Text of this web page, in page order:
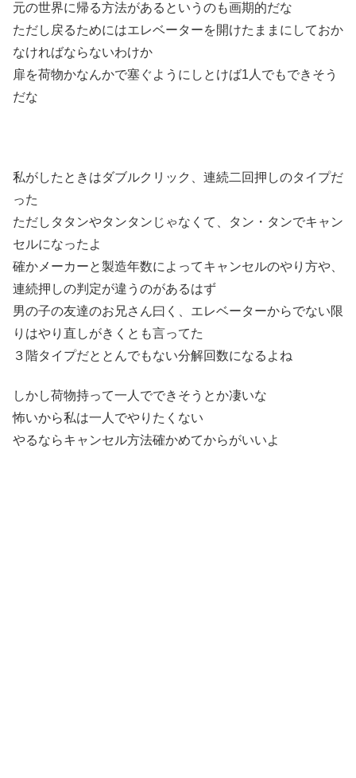
元の世界に帰る方法があるというのも画期的だな
ただし戻るためにはエレベーターを開けたままにしておか
なければならないわけか
扉を荷物かなんかで塞ぐようにしとけば1人でもできそう
だな
私がしたときはダブルクリック、連続二回押しのタイプだ
った
ただしタタンやタンタンじゃなくて、タン・タンでキャン
セルになったよ
確かメーカーと製造年数によってキャンセルのやり方や、
連続押しの判定が違うのがあるはず
男の子の友達のお兄さん曰く、エレベーターからでない限
りはやり直しがきくとも言ってた
３階タイプだととんでもない分解回数になるよね
しかし荷物持って一人でできそうとか凄いな
怖いから私は一人でやりたくない
やるならキャンセル方法確かめてからがいいよ